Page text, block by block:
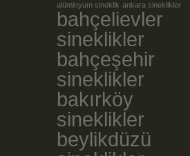
alüminyum sineklik ankara sineklikler
bahçelievler
sineklikler
bahçeşehir
sineklikler
bakırköy
sineklikler
beylikdüzü